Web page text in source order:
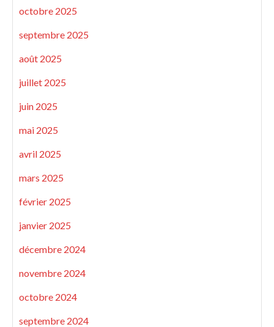
octobre 2025
septembre 2025
août 2025
juillet 2025
juin 2025
mai 2025
avril 2025
mars 2025
février 2025
janvier 2025
décembre 2024
novembre 2024
octobre 2024
septembre 2024